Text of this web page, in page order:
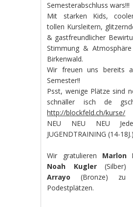
Semesterabschluss wars!!!
Mit starken Kids,
tollen Kursleitern,
& gastfreundlicher
Stimmung &
Birkenwald.
Wir freuen uns bereits
Semester!!
Psst, wenige Plätze sind
schnäller isch de
http://blockfeld.ch/kurse/
NEU NEU NEU
JUGENDTRAINING (14-18J.)
Wir gratulieren Marlon
Noah Kugler
Arrayo (Bronze) zu
Podestplätzen.